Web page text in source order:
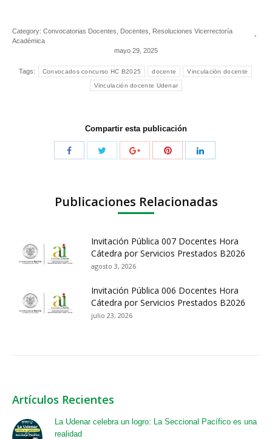
Category: Convocatorias Docentes Docentes
Resoluciones Vicerrectoría
Académica
mayo 29, 2025
Tags: Convocados concurso HC B2025 docente Vinculación docente
Vinculación docente Udenar
Compartir esta publicación
Publicaciones Relacionadas
Invitación Pública 007 Docentes Hora
Cátedra por Servicios Prestados B2026
agosto 3, 2026
Invitación Pública 006 Docentes Hora
Cátedra por Servicios Prestados B2026
julio 23, 2026
Artículos Recientes
La Udenar celebra un logro: La Seccional Pacífico es una
realidad